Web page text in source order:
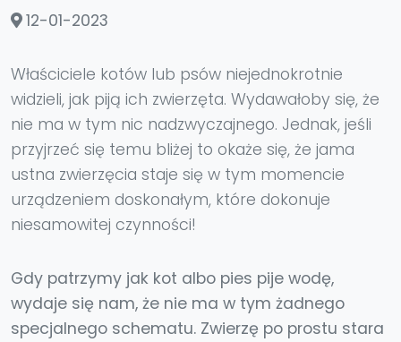
12-01-2023
Właściciele kotów lub psów niejednokrotnie
widzieli, jak piją ich zwierzęta. Wydawałoby się, że
nie ma w tym nic nadzwyczajnego. Jednak, jeśli
przyjrzeć się temu bliżej to okaże się, że jama
ustna zwierzęcia staje się w tym momencie
urządzeniem doskonałym, które dokonuje
niesamowitej czynności!
Gdy patrzymy jak kot albo pies pije wodę,
wydaje się nam, że nie ma w tym żadnego
specjalnego schematu. Zwierzę po prostu stara